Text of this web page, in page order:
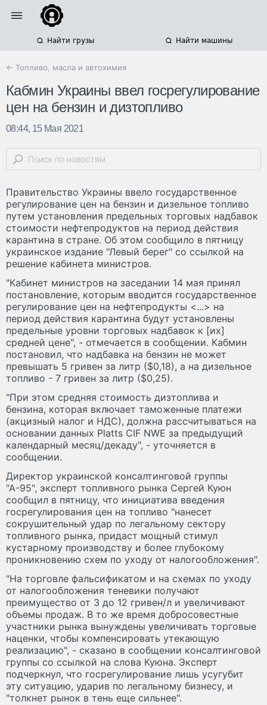
Найти грузы Найти машины
← Топливо, масла и автохимия
Кабмин Украины ввел госрегулирование
цен на бензин и дизтопливо
08:44, 15 Мая 2021
Правительство Украины ввело государственное
регулирование цен на бензин и дизельное топливо
путем установления предельных торговых надбавок
стоимости нефтепродуктов на период действия
карантина в стране. Об этом сообщило в пятницу
украинское издание "Левый берег" со ссылкой на
решение кабинета министров.
"Кабинет министров на заседании 14 мая принял
постановление, которым вводится государственное
регулирование цен на нефтепродукты <...> на
период действия карантина будут установлены
предельные уровни торговых надбавок к [их]
средней цене", - отмечается в сообщении. Кабмин
постановил, что надбавка на бензин не может
превышать 5 гривен за литр ($0,18), а на дизельное
топливо - 7 гривен за литр ($0,25).
"При этом средняя стоимость дизтоплива и
бензина, которая включает таможенные платежи
(акцизный налог и НДС), должна рассчитываться на
основании данных Platts CIF NWE за предыдущий
календарный месяц/декаду", - уточняется в
сообщении.
Директор украинской консалтинговой группы
"А-95", эксперт топливного рынка Сергей Куюн
сообщил в пятницу, что инициатива введения
госрегулирования цен на топливо "нанесет
сокрушительный удар по легальному сектору
топливного рынка, придаст мощный стимул
кустарному производству и более глубокому
проникновению схем по уходу от налогообложения".
"На торговле фальсификатом и на схемах по уходу
от налогообложения теневики получают
преимущество от 3 до 12 гривен/л и увеличивают
объемы продаж. В то же время добросовестные
участники рынка вынуждены увеличивать торговые
наценки, чтобы компенсировать утекающую
реализацию", - сказано в сообщении консалтинговой
группы со ссылкой на слова Куюна. Эксперт
подчеркнул, что госрегулирование лишь усугубит
эту ситуацию, ударив по легальному бизнесу, и
"толкнет рынок в тень еще сильнее".